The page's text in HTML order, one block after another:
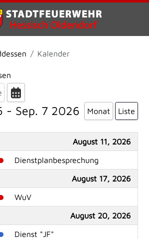
Kalender
- Sep. 7 2026 Monat Liste
August 11, 2026
Dienstplanbesprechung
August 17, 2026
WuV
August 20, 2026
Dienst "JF"